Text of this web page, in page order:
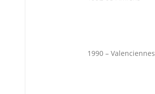
1990 – Valenciennes